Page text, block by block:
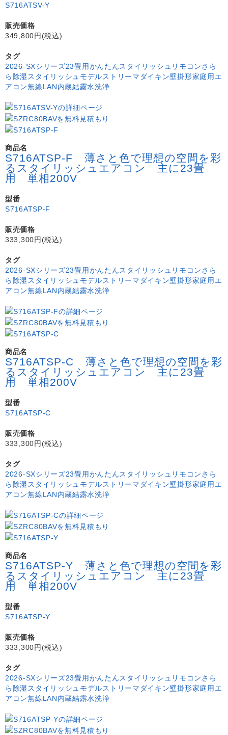
S716ATSV-Y
販売価格
349,800円(税込)
タグ
2026-SXシリーズ23畳用かんたんスタイリッシュリモコンさら
ら除湿 スタイリッシュモデルストリーマ ダイキン壁掛形家庭用エ
アコン無線LAN内蔵結露水洗浄
商品名
S716ATSP-F 薄さと色で理想の空間を彩
るスタイリッシュエアコン 主に23畳
用 単相200V
型番
S716ATSP-F
販売価格
333,300円(税込)
タグ
2026-SXシリーズ23畳用かんたんスタイリッシュリモコンさら
ら除湿 スタイリッシュモデルストリーマ ダイキン壁掛形家庭用エ
アコン無線LAN内蔵結露水洗浄
商品名
S716ATSP-C 薄さと色で理想の空間を彩
るスタイリッシュエアコン 主に23畳
用 単相200V
型番
S716ATSP-C
販売価格
333,300円(税込)
タグ
2026-SXシリーズ23畳用かんたんスタイリッシュリモコンさら
ら除湿 スタイリッシュモデルストリーマ ダイキン壁掛形家庭用エ
アコン無線LAN内蔵結露水洗浄
商品名
S716ATSP-Y 薄さと色で理想の空間を彩
るスタイリッシュエアコン 主に23畳
用 単相200V
型番
S716ATSP-Y
販売価格
333,300円(税込)
タグ
2026-SXシリーズ23畳用かんたんスタイリッシュリモコンさら
ら除湿 スタイリッシュモデルストリーマ ダイキン壁掛形家庭用エ
アコン無線LAN内蔵結露水洗浄